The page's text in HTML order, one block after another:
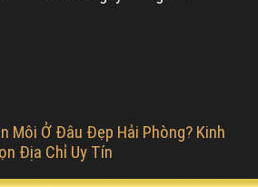
Môi Ở Đâu Đẹp Hải Phòng? Kinh
Địa Chỉ Uy Tín